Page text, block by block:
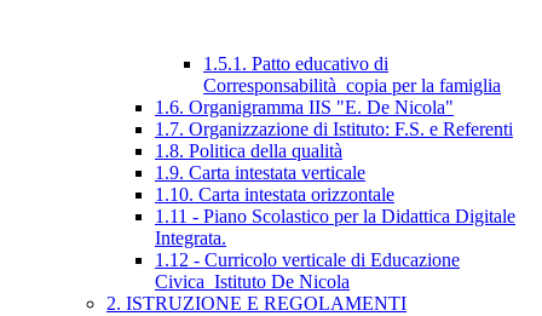
1.5.1. Patto educativo di
Corresponsabilità_copia per la famiglia
1.6. Organigramma IIS "E. De Nicola"
1.7. Organizzazione di Istituto: F.S. e Referenti
1.8. Politica della qualità
1.9. Carta intestata verticale
1.10. Carta intestata orizzontale
1.11 - Piano Scolastico per la Didattica Digitale
Integrata.
1.12 - Curricolo verticale di Educazione
Civica_Istituto De Nicola
2. ISTRUZIONE E REGOLAMENTI